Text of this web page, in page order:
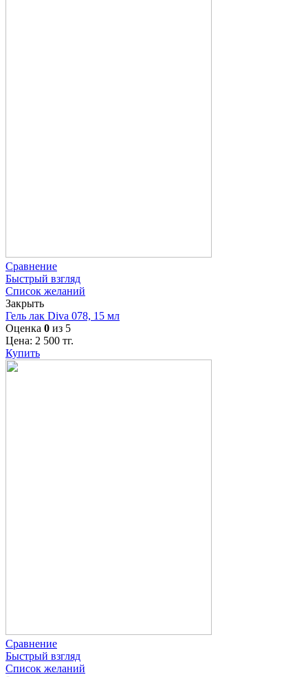
Сравнение
Быстрый взгляд
Список желаний
Закрыть
Гель лак Diva 078, 15 мл
Оценка 0 из 5
Цена: 2 500 тг.
Купить
Сравнение
Быстрый взгляд
Список желаний